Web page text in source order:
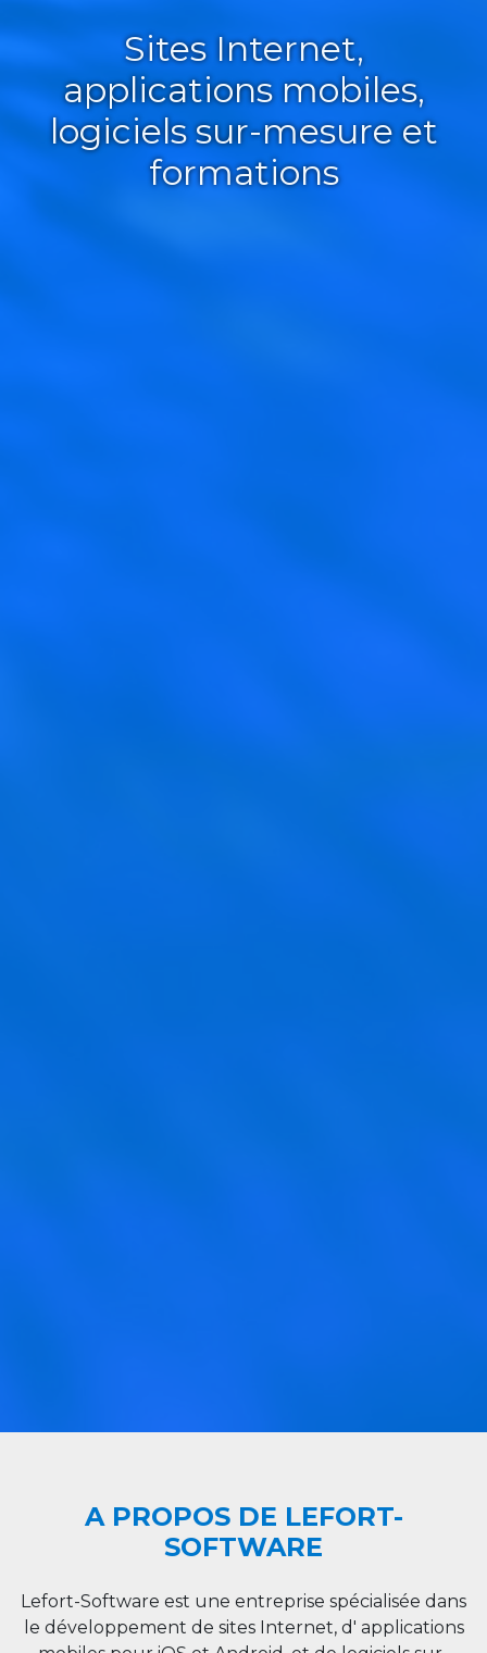
Sites Internet,
applications mobiles,
logiciels sur-mesure et
formations
A PROPOS DE LEFORT-
SOFTWARE
Lefort-Software est une entreprise spécialisée dans
le développement de sites Internet, d' applications